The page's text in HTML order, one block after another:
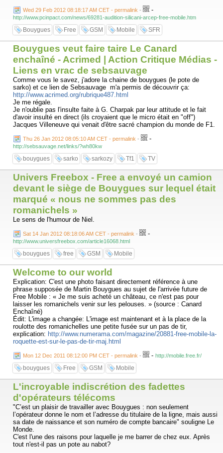
Wed 29 Feb 2012 08:18:17 AM CET - permalink - -
http://www.pcinpact.com/news/69281-audition-silicani-arcep-free-mobile.htm
Bouygues Free GSM Mobile SFR
Bouygues veut faire taire Le Canard
enchaîné - Acrimed | Action Critique Médias -
Liens en vrac de sebsauvage
Comme vous le savez, j'adore la chaine de bouygues (le pote de
sarko) et ce lien de Sebsauvage m'a permis de découvrir ça:
http://www.acrimed.org/rubrique487.html
Je me régale.
Je n'oublie pas l'insulte faite à G. Charpak par leur attitude et le fait
d'avoir insulté en direct (ils croyaient que le micro était en "off")
Jacques Villeneuve qui venait d'être sacré champion du monde de F1.
Thu 26 Jan 2012 08:05:10 AM CET - permalink - -
http://sebsauvage.net/links/?wh80kw
bouygues sarko sarkozy Tf1 TV
Univers Freebox - Free a envoyé un camion
devant le siège de Bouygues sur lequel était
marqué « nous ne sommes pas des
romanichels »
Le sens de l'humour de Niel.
Sat 14 Jan 2012 08:18:06 AM CET - permalink - -
http://www.universfreebox.com/article16068.html
bouygues free GSM Mobile
Welcome to our world
Explication: C'est une photo faisant directement référence à une
phrase supposée de Martin Bouygues au sujet de l'arrivée future de
Free Mobile : « Je me suis acheté un château, ce n'est pas pour
laisser les romanichels venir sur les pelouses. » (source : Canard
Enchaîné)
Édit: L'image a changée: L'image est maintenant et à la place de la
roulotte des romanichelles une petite fusée sur un pas de tir,
explication: http://www.numerama.com/magazine/20881-free-mobile-la-
roquette-est-sur-le-pas-de-tir-maj.html
Mon 12 Dec 2011 08:12:00 PM CET - permalink - - http://mobile.free.fr/
bouygues Free GSM Mobile
L'incroyable indiscrétion des fadettes
d'opérateurs télécoms
"C’est un plaisir de travailler avec Bouygues : non seulement
l’opérateur donne le nom et l’adresse du titulaire de la ligne, mais aussi
sa date de naissance et son numéro de compte bancaire" souligne Le
Monde.
C'est l'une des raisons pour laquelle je me barrer de chez eux. Après
tout n'est-il pas un pote au nabot?